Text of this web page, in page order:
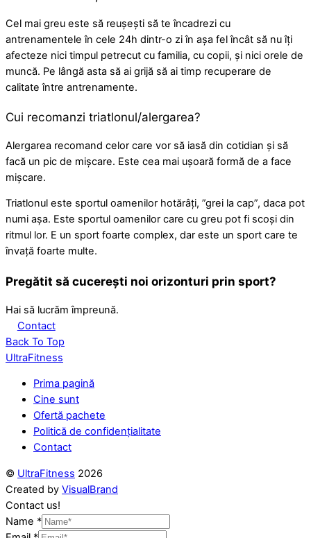
Cel mai greu este să reușești să te încadrezi cu
antrenamentele în cele 24h dintr-o zi în așa fel încât să nu îți
afecteze nici timpul petrecut cu familia, cu copii, și nici orele de
muncă. Pe lângă asta să ai grijă să ai timp recuperare de
calitate între antrenamente.
Cui recomanzi triatlonul/alergarea?
Alergarea recomand celor care vor să iasă din cotidian și să
facă un pic de mișcare. Este cea mai ușoară formă de a face
mișcare.
Triatlonul este sportul oamenilor hotărâți, ”grei la cap”, daca pot
numi așa. Este sportul oamenilor care cu greu pot fi scoși din
ritmul lor. E un sport foarte complex, dar este un sport care te
învață foarte multe.
Pregătit să cucerești noi orizonturi prin sport?
Hai să lucrăm împreună.
Contact
Back To Top
UltraFitness
Prima pagină
Cine sunt
Ofertă pachete
Politică de confidențialitate
Contact
© UltraFitness 2026
Created by VisualBrand
Contact us!
Name *